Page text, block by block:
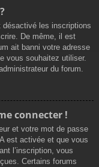
désactivé les inscriptions
De même, il est
ait banni votre adresse
vous souhaitez utiliser.
du forum.
connecter !
et votre mot de passe
est activée et que vous
l’inscription, vous
Certains forums